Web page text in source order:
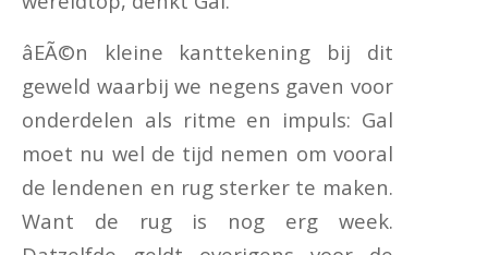
âEÃ©n kleine kanttekening bij dit
geweld waarbij we negens gaven voor
onderdelen als ritme en impuls: Gal
moet nu wel de tijd nemen om vooral
de lendenen en rug sterker te maken.
Want de rug is nog erg week.